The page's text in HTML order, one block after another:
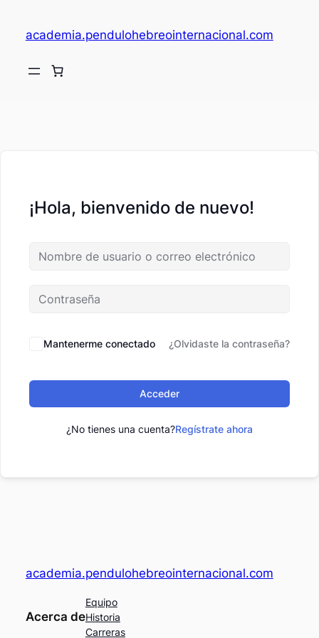
academia.pendulohebreointernacional.com
¡Hola, bienvenido de nuevo!
Mantenerme conectado ¿Olvidaste la contraseña?
Acceder
¿No tienes una cuenta?Regístrate ahora
academia.pendulohebreointernacional.com
Acerca de
Equipo
Historia
Carreras